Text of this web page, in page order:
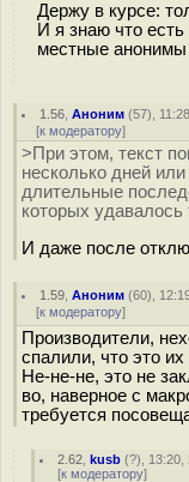
Держу в курсе:
И я знаю что
местные
1.56 ,Аноним (57),
[к модератору]
>При этом, текст
несколько дней
длительные
которых удавалось
И даже после
1.59 ,Аноним (60),
[к модератору]
Производители,
спалили, что это их
Не-не-не, это не
во, наверное с
требуется
2.62 ,kusb (?), 13:20,
[к модератору]